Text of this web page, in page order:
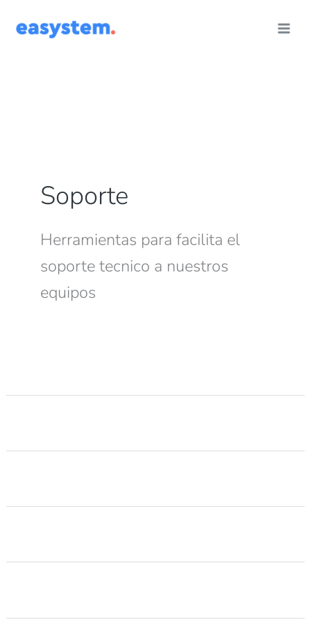
Soporte
Herramientas para facilita el
soporte tecnico a nuestros
equipos